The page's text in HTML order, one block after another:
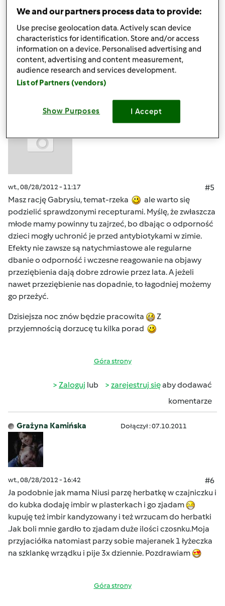
Góra strony
Zalogujlub zarejestruj sięaby dodawać
wt., 08/28/2012 - 11:17
#5
Masz rację Gabrysiu, temat-rzeka
ale warto się
podzielić sprawdzonymi recepturami. Myślę, że zwłaszcza
młode mamy powinny tu zajrzeć, bo dbając o odporność
dzieci mogły uchronić je przed antybiotykami w zimie.
Efekty nie zawsze są natychmiastowe ale regularne
dbanie o odporność i wczesne reagowanie na objawy
przeziębienia dają dobre zdrowie przez lata. A jeżeli
nawet przeziębienie nas dopadnie, to łagodniej możemy
go przeżyć.
Dzisiejsza noc znów będzie pracowita
Z
przyjemnością dorzucę tu kilka porad
Góra strony
Zaloguj lub zarejestruj sięaby dodawać
komentarze
Grażyna Kamińska Dołączył : 07.10.2011
wt., 08/28/2012 - 16:42
#6
Ja podobnie jak mama Niusi parzę herbatkę w czajniczku i
do kubka dodaję imbir w plasterkach i go zjadam
kupuję też imbir kandyzowany i też wrzucam do herbatki
.Jak boli mnie gardło to zjadam duże ilości czosnku.Moja
przyjaciółka natomiast parzy sobie majeranek 1 łyżeczka
na szklankę wrządku i pije 3x dziennie. Pozdrawiam
Góra strony
We and our partners process data to provide:
Use precise geolocation data. Actively scan device
characteristics for identification. Store and/or access
information on a device. Personalised advertising and
content, advertising and content measurement,
audience research and services development.
List of Partners (vendors)
Show Purposes I Accept